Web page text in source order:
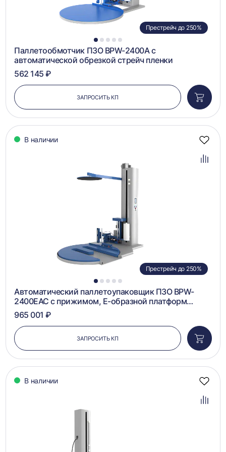
1 2 3 4 5
Престрейч до 250%
Паллетообмотчик ПЗО BPW-2400A с
автоматической обрезкой стрейч пленки
562 145 ₽
ЗАПРОСИТЬ КП
в
В наличии
1 2 3 4 5
Престрейч до 250%
Автоматический паллетоупаковщик ПЗО BPW-
2400ЕАС с прижимом, Е-образной платформ…
965 001 ₽
ЗАПРОСИТЬ КП
в
В наличии